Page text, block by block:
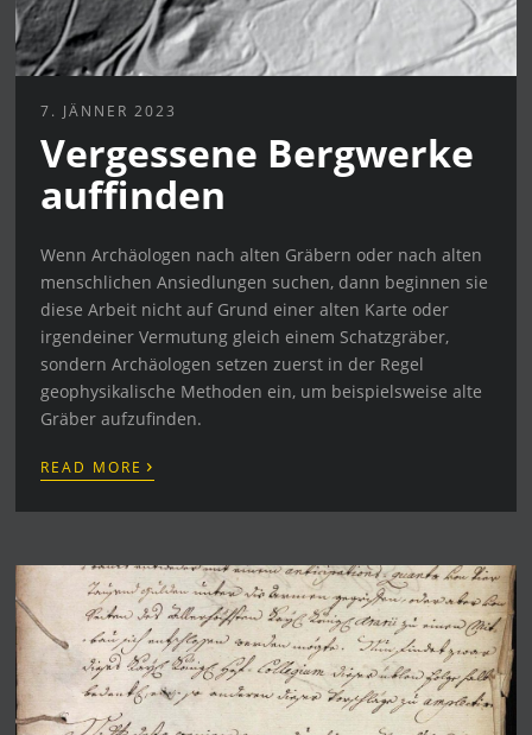
7. JÄNNER 2023
Vergessene Bergwerke
auffinden
Wenn Archäologen nach alten Gräbern oder nach alten
menschlichen Ansiedlungen suchen, dann beginnen sie
diese Arbeit nicht auf Grund einer alten Karte oder
irgendeiner Vermutung gleich einem Schatzgräber,
sondern Archäologen setzen zuerst in der Regel
geophysikalische Methoden ein, um beispielsweise alte
Gräber aufzufinden.
READ MORE ›